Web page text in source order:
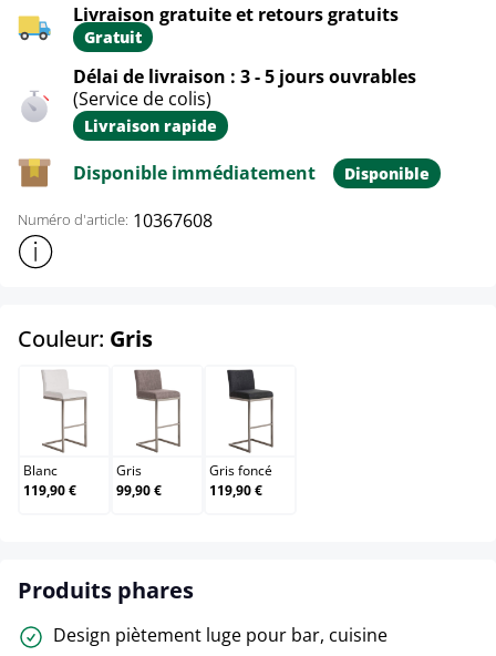
Livraison gratuite et retours gratuits
Gratuit
Délai de livraison : 3 - 5 jours ouvrables
(Service de colis)
Livraison rapide
Disponible immédiatement Disponible
Numéro d'article: 10367608
Afficher plus d'informations sur le produit
Couleur: Grisselect
Blanc
Blanc
119,90 €
Gris
Gris
99,90 €
Gris foncé
Gris foncé
119,90 €
Produits phares
Design piètement luge pour bar, cuisine